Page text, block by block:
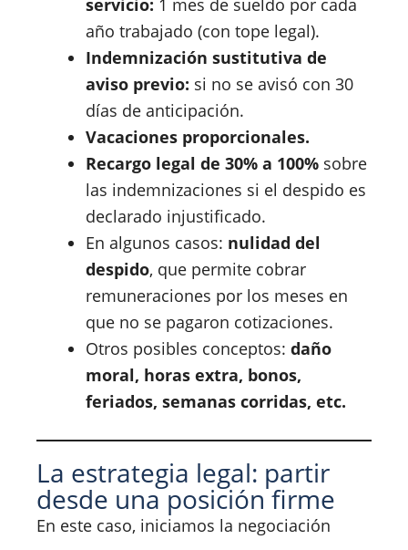
servicio: 1 mes de sueldo por cada
año trabajado (con tope legal).
Indemnización sustitutiva de
aviso previo: si no se avisó con 30
días de anticipación.
Vacaciones proporcionales.
Recargo legal de 30% a 100% sobre
las indemnizaciones si el despido es
declarado injustificado.
En algunos casos: nulidad del
despido, que permite cobrar
remuneraciones por los meses en
que no se pagaron cotizaciones.
Otros posibles conceptos: daño
moral, horas extra, bonos,
feriados, semanas corridas, etc.
La estrategia legal: partir
desde una posición firme
En este caso, iniciamos la negociación